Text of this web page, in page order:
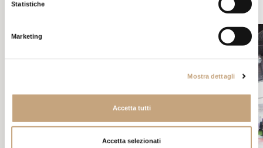
Statistiche
Marketing
Mostra dettagli
Accetta tutti
Accetta selezionati